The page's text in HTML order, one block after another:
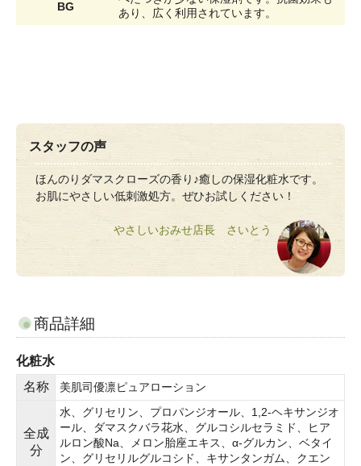
BG
あり、広く利用されています。
スタッフの声
ほんのりダマスクローズの香り♪癒しの保湿化粧水です。
お肌にやさしい低刺激処方。ぜひお試しください！
やさしいおみせ店長 さいとう
商品詳細
化粧水
名称
美肌司優凛ピュアローション
全成
分
水、グリセリン、プロパンジオール、1,2-ヘキサンジオ
ール、ダマスクバラ花水、グルコシルセラミド、ヒア
ルロン酸Na、メロン胎座エキス、α-グルカン、ベタイ
ン、グリセリルグルコシド、キサンタンガム、クエン